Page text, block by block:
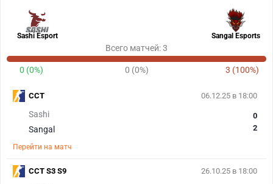
Sashi Esport Sangal Esports
Всего матчей: 3
0 (0%) 0 (0%) 3 (100%)
06.12.25 в 18:00
Sashi
Sangal
0
2
Перейти на матч
CCT
26.10.25 в 18:00
CCT S3 S9